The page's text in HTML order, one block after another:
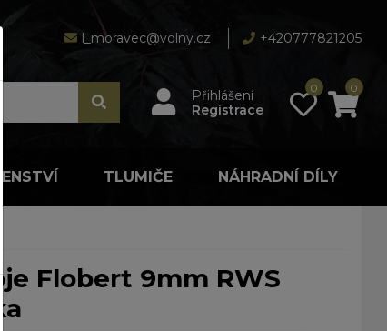
l_moravec@volny.cz +420777821205
Přihlášení
Registrace
0 0
TLUMIČE NÁHRADNÍ DÍLY